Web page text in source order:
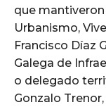
que
Urbanismo,
Francisco Díaz
Galega de
o delegado
Gonzalo